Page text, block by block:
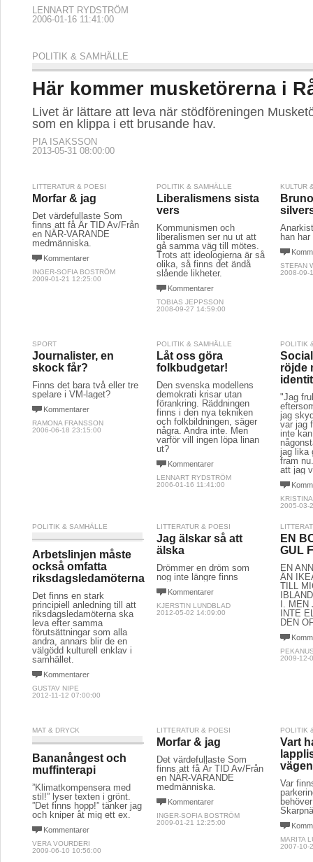
LENNART RYDSTRÖM
2006-01-16 11:41:00
POLITIK & SAMHÄLLE
Här kommer musketörerna i
Livet är lättare att leva när stödföreningen
som en klippa i ett brusande hav.
PIA ISAKSSON
2013-05-31 08:00:00
LITTERATUR & POESI
Morfar & jag
Det värdefullaste Som
finns att få Är TID Av/Från
en NÄR-VARANDE
medmänniska.
Kommentarer
INGER-SOFIA BOSTRÖM
2009-01-21 12:25:00
POLITIK & SAMHÄLLE
Liberalismens sista
vers
Kommunismen och
liberalismen ser nu ut att
gå samma väg till mötes.
Trots att ideologierna är så
olika, så finns det ändå
slående likheter.
Kommentarer
TOBIAS JEPPSSON
2008-09-27 14:59:00
KULTUR
han
STEFAN
2008-09-
SPORT
Journalister, en
skock får?
Finns det bara två eller tre
spelare i VM-laget?
Kommentarer
RAMONA FRANSSON
2006-06-18 23:15:00
POLITIK & SAMHÄLLE
Låt oss göra
folkbudgetar!
Den svenska modellens
demokrati krisar utan
förankring. Räddningen
finns i den nya tekniken
och folkbildningen, säger
några. Andra inte. Men
varför vill ingen löpa linan
ut?
Kommentarer
LENNART RYDSTRÖM
2006-01-16 11:41:00
POLITIK
röjde
"Jag
jag
var jag
inte
jag lika
fram
att jag
2005-03-
POLITIK & SAMHÄLLE
Arbetslinjen måste
också omfatta
riksdagsledamöterna
Det finns en stark
principiell anledning till att
riksdagsledamöterna ska
leva efter samma
förutsättningar som alla
andra, annars blir de en
välgödd kulturell enklav i
samhället.
Kommentarer
GUSTAV NIPE
2012-11-12 07:00:00
LITTERATUR & POESI
Jag älskar så att
älska
Drömmer en dröm som
nog inte längre finns
Kommentarer
KJERSTIN LUNDBLAD
2012-05-02 14:09:00
EN
GUL
EN
ÄN
TILL
I. MEN
INTE
DEN
2009-12-
MAT & DRYCK
Bananångest och
muffinterapi
”Klimatkompensera med
stil!” lyser texten i grönt.
”Det finns hopp!” tänker jag
och kniper åt mig ett ex.
Kommentarer
VERA VOURDERI
2009-06-10 10:56:00
LITTERATUR & POESI
Morfar & jag
Det värdefullaste Som
finns att få Är TID Av/Från
en NÄR-VARANDE
medmänniska.
Kommentarer
INGER-SOFIA BOSTRÖM
2009-01-21 12:25:00
POLITIK
Vart
Var
MARITA
2007-10-